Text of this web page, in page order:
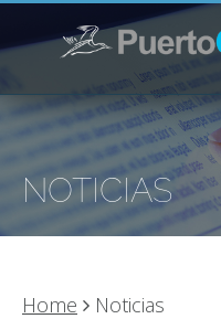
NOTICIAS
Home Noticias